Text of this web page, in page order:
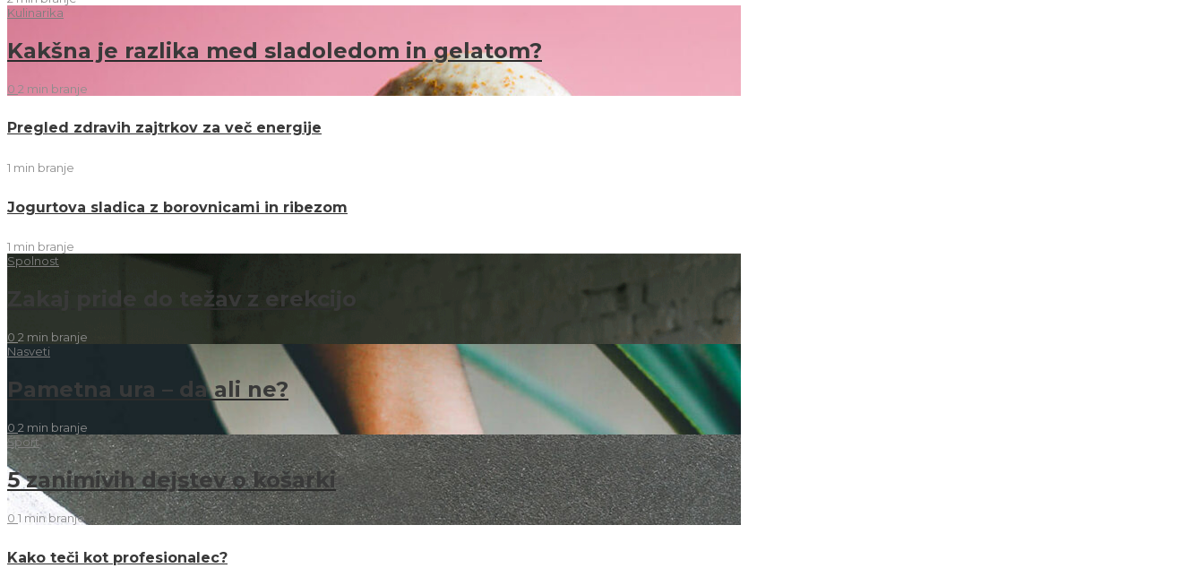
Kulinarika
Kakšna je razlika med sladoledom in gelatom?
0 2 min branje
Pregled zdravih zajtrkov za več energije
1 min branje
Jogurtova sladica z borovnicami in ribezom
1 min branje
Spolnost
Zakaj pride do težav z erekcijo
0 2 min branje
Nasveti
Pametna ura – da ali ne?
0 2 min branje
Šport
5 zanimivih dejstev o košarki
0 1 min branje
Kako teči kot profesionalec?